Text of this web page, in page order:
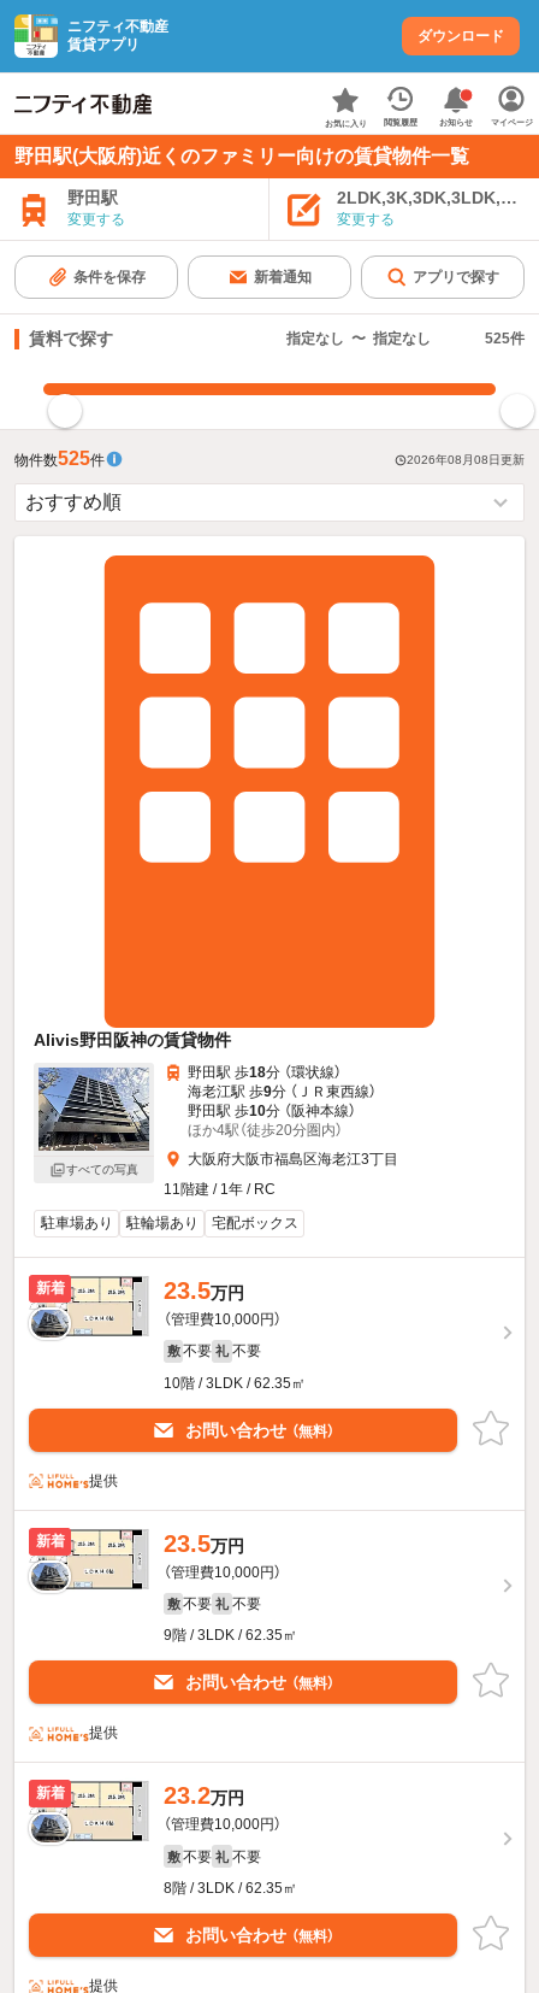
ニフティ不動産
賃貸アプリ
ダウンロード
お気に入り 閲覧履歴 お知らせ マイページ
野田駅(大阪府)近くのファミリー向けの賃貸物件一覧
野田駅
変更する 変更する
条件を保存 新着通知 アプリで探す
賃料で探す 指定なし 〜 指定なし 525件
物件数525件 2026年08月08日更新
Alivis野田阪神の賃貸物件
すべての写真
野田駅 歩18分 （環状線）
海老江駅 歩9分 （ＪＲ東西線）
野田駅 歩10分 （阪神本線）
ほか4駅（徒歩20分圏内）
大阪府大阪市福島区海老江3丁目
11階建 / 1年 / RC
駐車場あり
駐輪場あり 宅配ボックス
新着 23.5万円
（管理費10,000円）
敷 不要 礼 不要
10階 / 3LDK / 62.35㎡
お問い合わせ （無料）
提供
新着 23.5万円
（管理費10,000円）
敷 不要 礼 不要
9階 / 3LDK / 62.35㎡
お問い合わせ （無料）
提供
新着 23.2万円
（管理費10,000円）
敷 不要 礼 不要
8階 / 3LDK / 62.35㎡
お問い合わせ （無料）
提供